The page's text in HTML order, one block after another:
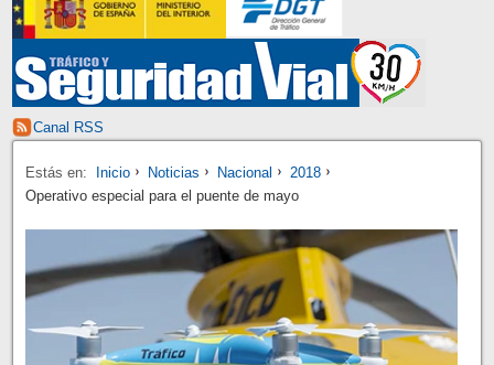
Canal RSS
Estás en: Inicio Noticias Nacional
2018
Operativo especial para el puente de mayo